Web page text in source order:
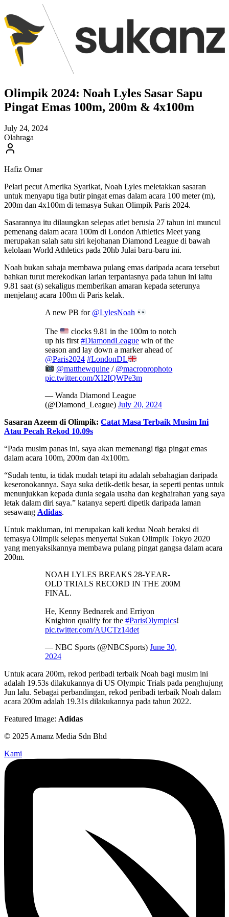
Olimpik 2024: Noah Lyles Sasar Sapu
Pingat Emas 100m, 200m & 4x100m
July 24, 2024
Olahraga
Hafiz Omar
Pelari pecut Amerika Syarikat, Noah Lyles meletakkan sasaran
untuk menyapu tiga butir pingat emas dalam acara 100 meter (m),
200m dan 4x100m di temasya Sukan Olimpik Paris 2024.
Sasarannya itu dilaungkan selepas atlet berusia 27 tahun ini muncul
pemenang dalam acara 100m di London Athletics Meet yang
merupakan salah satu siri kejohanan Diamond League di bawah
kelolaan World Athletics pada 20hb Julai baru-baru ini.
Noah bukan sahaja membawa pulang emas daripada acara tersebut
bahkan turut merekodkan larian terpantasnya pada tahun ini iaitu
9.81 saat (s) sekaligus memberikan amaran kepada seterunya
menjelang acara 100m di Paris kelak.
A new PB for @LylesNoah
The
clocks 9.81 in the 100m to notch
up his first #DiamondLeague win of the
season and lay down a marker ahead of
@Paris2024 #LondonDL
@matthewquine / @macroprophoto
pic.twitter.com/XI2IQWPe3m
— Wanda Diamond League
(@Diamond_League) July 20, 2024
Sasaran Azeem di Olimpik: Catat Masa Terbaik Musim Ini
Atau Pecah Rekod 10.09s
“Pada musim panas ini, saya akan memenangi tiga pingat emas
dalam acara 100m, 200m dan 4x100m.
“Sudah tentu, ia tidak mudah tetapi itu adalah sebahagian daripada
keseronokannya. Saya suka detik-detik besar, ia seperti pentas untuk
menunjukkan kepada dunia segala usaha dan keghairahan yang saya
letak dalam diri saya.” katanya seperti dipetik daripada laman
sesawang Adidas.
Untuk makluman, ini merupakan kali kedua Noah beraksi di
temasya Olimpik selepas menyertai Sukan Olimpik Tokyo 2020
yang menyaksikannya membawa pulang pingat gangsa dalam acara
200m.
NOAH LYLES BREAKS 28-YEAR-
OLD TRIALS RECORD IN THE 200M
FINAL.
He, Kenny Bednarek and Erriyon
Knighton qualify for the #ParisOlympics!
pic.twitter.com/AUCTz14det
— NBC Sports (@NBCSports) June 30,
2024
Untuk acara 200m, rekod peribadi terbaik Noah bagi musim ini
adalah 19.53s dilakukannya di US Olympic Trials pada penghujung
Jun lalu. Sebagai perbandingan, rekod peribadi terbaik Noah dalam
acara 200m adalah 19.31s dilakukannya pada tahun 2022.
Featured Image: Adidas
© 2025 Amanz Media Sdn Bhd
Kami